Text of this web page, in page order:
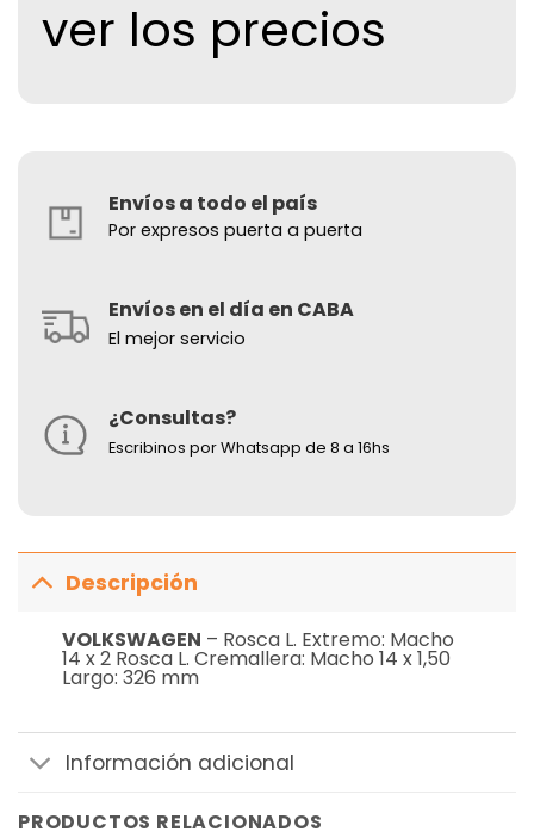
ver los precios
Envíos a todo el país
Por expresos puerta a puerta
Envíos en el día en CABA
El mejor servicio
¿Consultas?
Escribinos por Whatsapp de 8 a 16hs
Descripción
VOLKSWAGEN – Rosca L. Extremo: Macho
14 x 2 Rosca L. Cremallera: Macho 14 x 1,50
Largo: 326 mm
Información adicional
PRODUCTOS RELACIONADOS